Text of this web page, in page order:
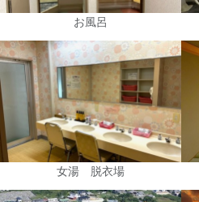
お風呂
女湯 脱衣場